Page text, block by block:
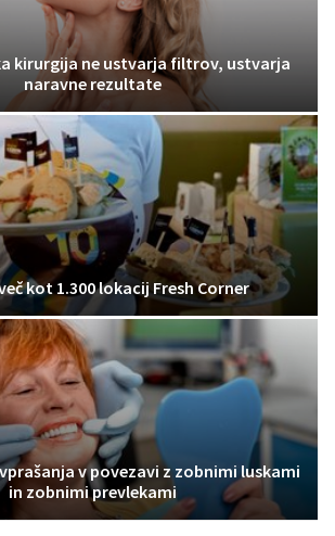
kirurgija ne ustvarja filtrov, ustvarja
naravne rezultate
kot 1.300 lokacij Fresh Corner
v povezavi z zobnimi luskami
in zobnimi prevlekami